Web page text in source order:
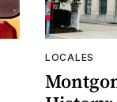
LOCALES